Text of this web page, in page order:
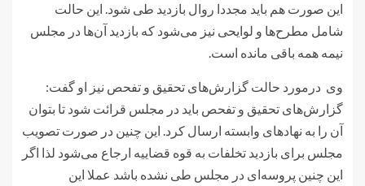
این صورت هم باید مجددا روال بازدید طی شود. این حالت
شامل مطرح‌ها و لوایحی نیز می‌شود که بازدید آن‌ها در مجلس
نیمه همه باقی مانده است.
وی درمورد حالت گزارش‌های تحقیق و تفحص نیز او گفت:
گزارش‌های تحقیق و تفحص‌ باید در مجلس قرائت شود تا بتوان
آن را به نهادهای وابسته ارسال کرد. این چنین در صورت تصویب
مجلس برای بازدید تخلفات به قوه قضاییه ارجاع می‌شود لذا اگر
این چنین پروسه‌ای در مجلس طی نشده باشد عملا این